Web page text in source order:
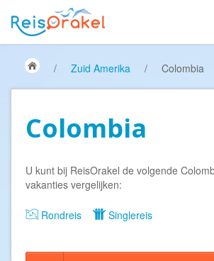
/ Zuid Amerika / Colombia
Colombia
U kunt bij ReisOrakel de volgende
vakanties vergelijken:
Rondreis Singlereis